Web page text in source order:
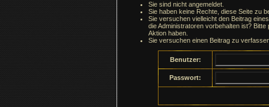
Sie sind nicht angemeldet.
Sie haben keine Rechte, diese Seite zu
Sie versuchen vielleicht den Beitrag
die Administratoren vorbehalten ist?
Aktion haben.
Sie versuchen einen Beitrag zu
Benutzer:
Passwort: